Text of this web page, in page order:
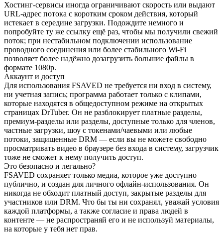
Хостинг-сервисы иногда ограничивают скорость или выдают
URL-адрес потока с коротким сроком действия, который
истекает в середине загрузки. Подождите немного и
попробуйте ту же ссылку ещё раз, чтобы мы получили свежий
поток; при нестабильном подключении использование
проводного соединения или более стабильного Wi-Fi
позволяет более надёжно дозагрузить большие файлы в
формате 1080p.
Аккаунт и доступ
Для использования FSAVED не требуется ни вход в систему,
ни учетная запись; программа работает только с клипами,
которые находятся в общедоступном режиме на открытых
страницах DrTuber. Он не разблокирует платные разделы,
премиум-разделы или разделы, доступные только для членов,
частные загрузки, шоу с токенами/чаевыми или любые
потоки, защищенные DRM — если вы не можете свободно
просматривать видео в браузере без входа в систему, загрузчик
тоже не сможет к нему получить доступ.
Это безопасно и легально?
FSAVED сохраняет только медиа, которое уже доступно
публично, и создан для личного офлайн-использования. Он
никогда не обходит платный доступ, закрытые разделы для
участников или DRM. Что бы ты ни сохранял, уважай условия
каждой платформы, а также согласие и права людей в
контенте — не распространяй его и не используй материалы,
на которые у тебя нет прав.